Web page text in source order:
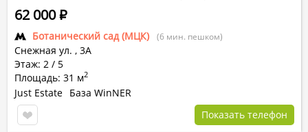
Ботанический сад (МЦК) (6 мин. пешком)
Снежная ул. , 3А
Этаж: 2 / 5
Площадь: 31 м2
62 000Р
Just Estate База WinNER
Показать телефон